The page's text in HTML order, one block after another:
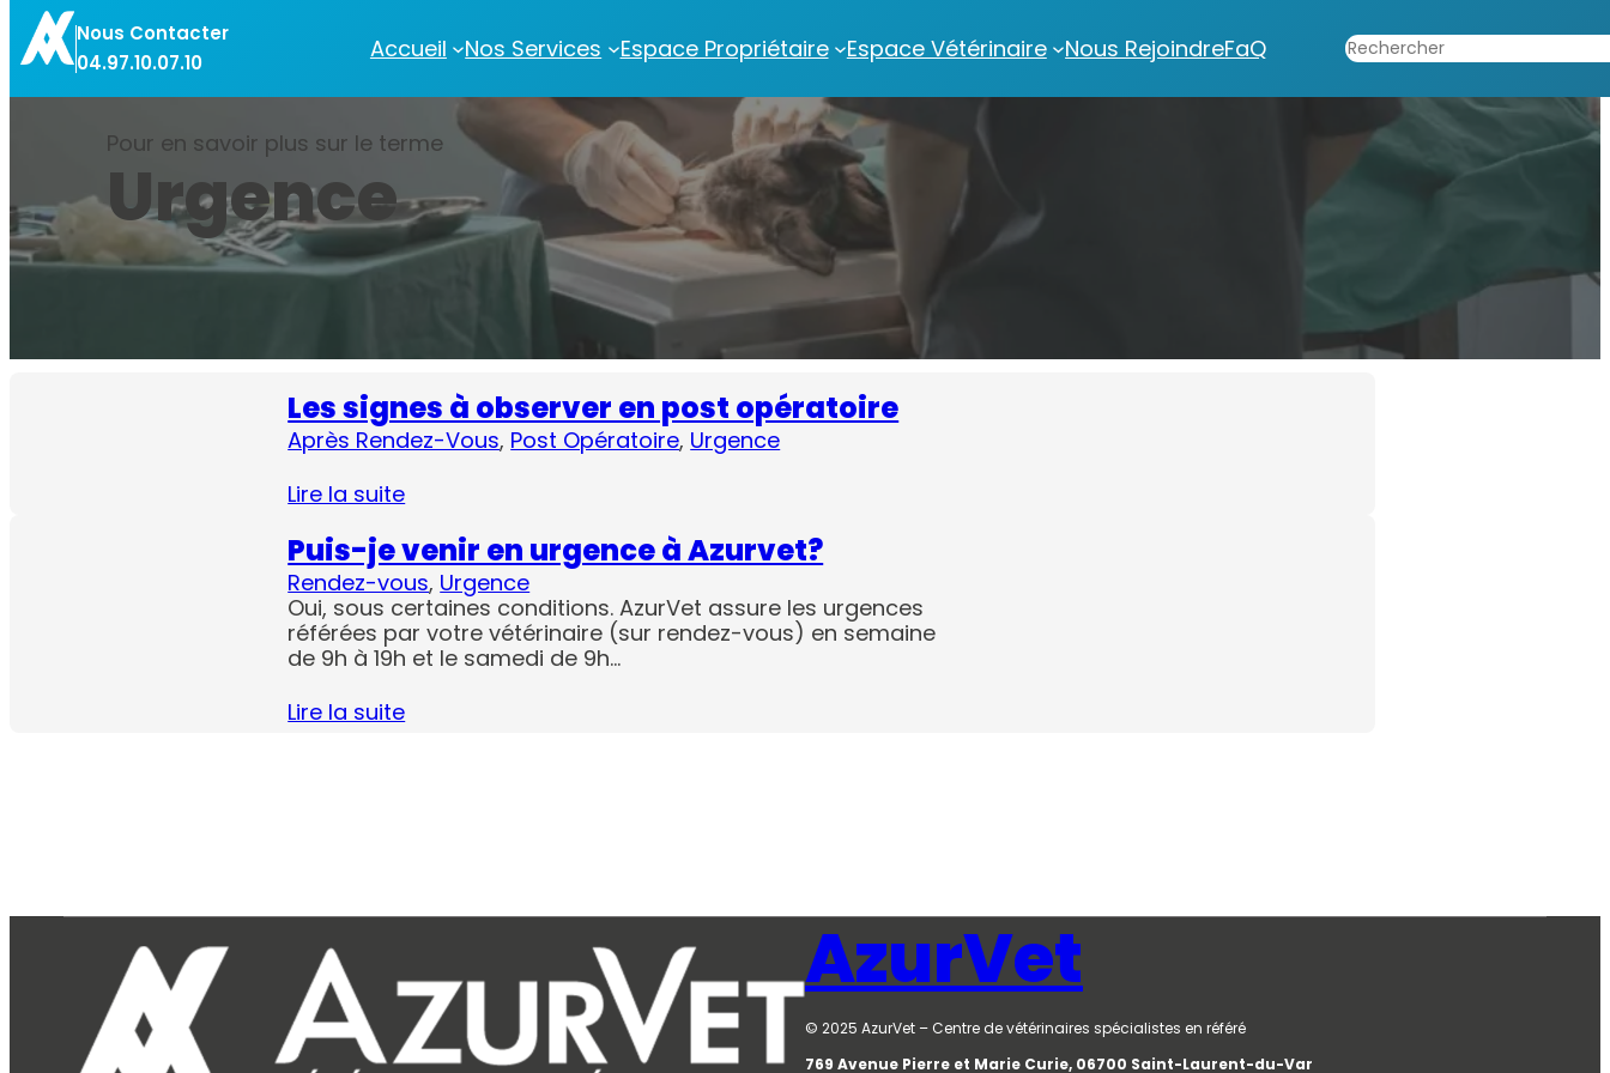
Aller
au
contenu
Nous Contacter
04.97.10.07.10
Accueil Nos Services Espace Propriétaire Espace Vétérinaire Nous RejoindreFaQ Rechercher
Pour en savoir plus sur le terme
Urgence
Les signes à observer en post opératoire
Après Rendez-Vous, Post Opératoire, Urgence
Lire la suite
Puis-je venir en urgence à Azurvet?
Rendez-vous, Urgence
Oui, sous certaines conditions. AzurVet assure les urgences
référées par votre vétérinaire (sur rendez-vous) en semaine
de 9h à 19h et le samedi de 9h…
Lire la suite
AzurVet
© 2025 AzurVet – Centre de vétérinaires spécialistes en référé
769 Avenue Pierre et Marie Curie, 06700 Saint-Laurent-du-Var